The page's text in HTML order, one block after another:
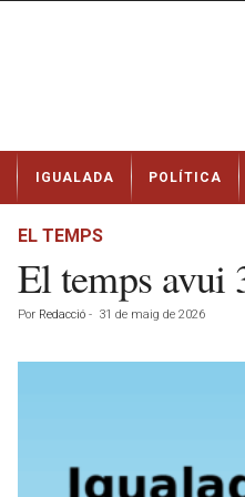
t
IGUALADA POLÍTICA
EL TEMPS
El temps avui
Por Redacció - 31 de maig de 2026